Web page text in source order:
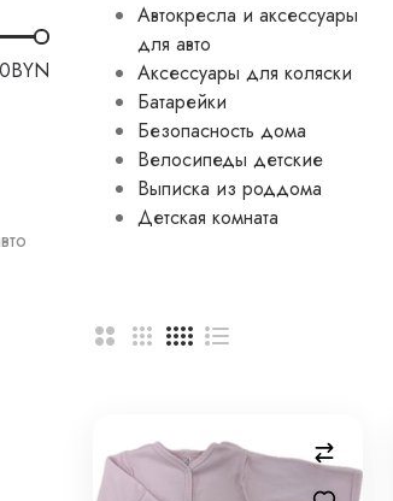
BYN
Автокресла и аксессуары
для авто
Аксессуары для коляски
Батарейки
Безопасность дома
Велосипеды детские
Выписка из роддома
Детская комната